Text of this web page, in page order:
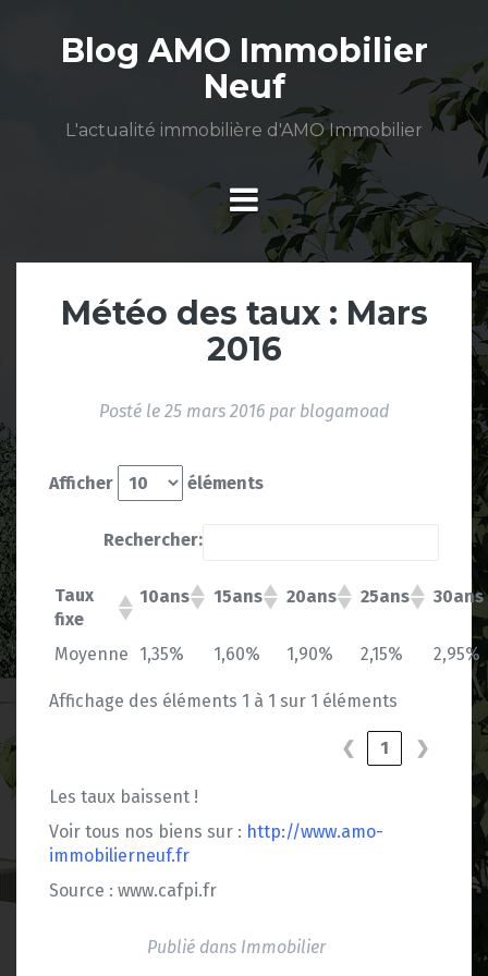
contenuBlog AMO Immobilier
Neuf
L'actualité immobilière d'AMO Immobilier
Météo des taux : Mars
2016
Posté le 25 mars 2016 par blogamoad
Afficher éléments
Rechercher:
Taux
fixe
10ans 15ans 20ans 25ans 30ans
Moyenne 1,35% 1,60% 1,90% 2,15% 2,95%
Affichage des éléments 1 à 1 sur 1 éléments
❮ 1 ❯
Les taux baissent !
Voir tous nos biens sur : http://www.amo-
immobilierneuf.fr
Source : www.cafpi.fr
Publié dans Immobilier